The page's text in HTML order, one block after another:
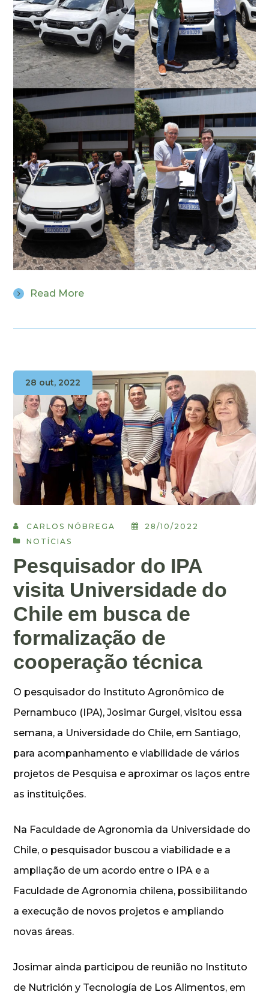
Read More
28 out, 2022
CARLOS NÓBREGA
28/10/2022
NOTÍCIAS
Pesquisador do IPA
visita Universidade do
Chile em busca de
formalização de
cooperação técnica
O pesquisador do Instituto Agronômico de
Pernambuco (IPA), Josimar Gurgel, visitou essa
semana, a Universidade do Chile, em Santiago,
para acompanhamento e viabilidade de vários
projetos de Pesquisa e aproximar os laços entre
as instituições.
Na Faculdade de Agronomia da Universidade do
Chile, o pesquisador buscou a viabilidade e a
ampliação de um acordo entre o IPA e a
Faculdade de Agronomia chilena, possibilitando
a execução de novos projetos e ampliando
novas áreas.
Josimar ainda participou de reunião no Instituto
de Nutrición y Tecnología de Los Alimentos, em